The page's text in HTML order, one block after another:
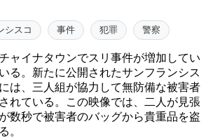
シスコ 事件 犯罪 警察
ャイナタウンでスリ事件が増加してい
る。新たに公開されたサンフランシス
は、三人組が協力して無防備な被害者
れている。この映像では、二人が見張
数秒で被害者のバッグから貴重品を盗
。